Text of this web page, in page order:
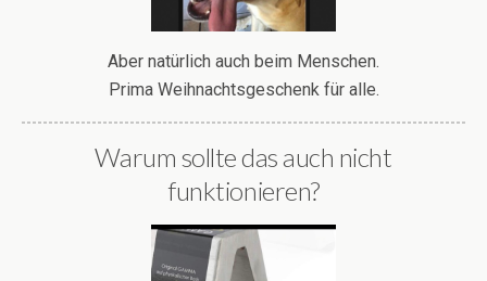
Aber natürlich auch beim Menschen.
Prima Weihnachtsgeschenk für alle.
Warum sollte das auch nicht
funktionieren?